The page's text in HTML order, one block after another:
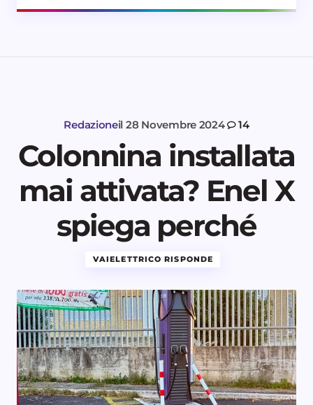
Redazioneil 28 Novembre 2024 14
Colonnina installata
mai attivata? Enel X
spiega perché
VAIELETTRICO RISPONDE